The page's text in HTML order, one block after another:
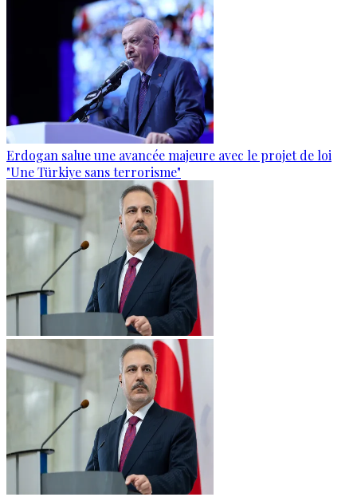
Erdogan salue une avancée majeure avec le projet de loi
"Une Türkiye sans terrorisme"